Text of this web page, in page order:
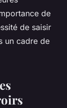
de
de saisir
un cadre de